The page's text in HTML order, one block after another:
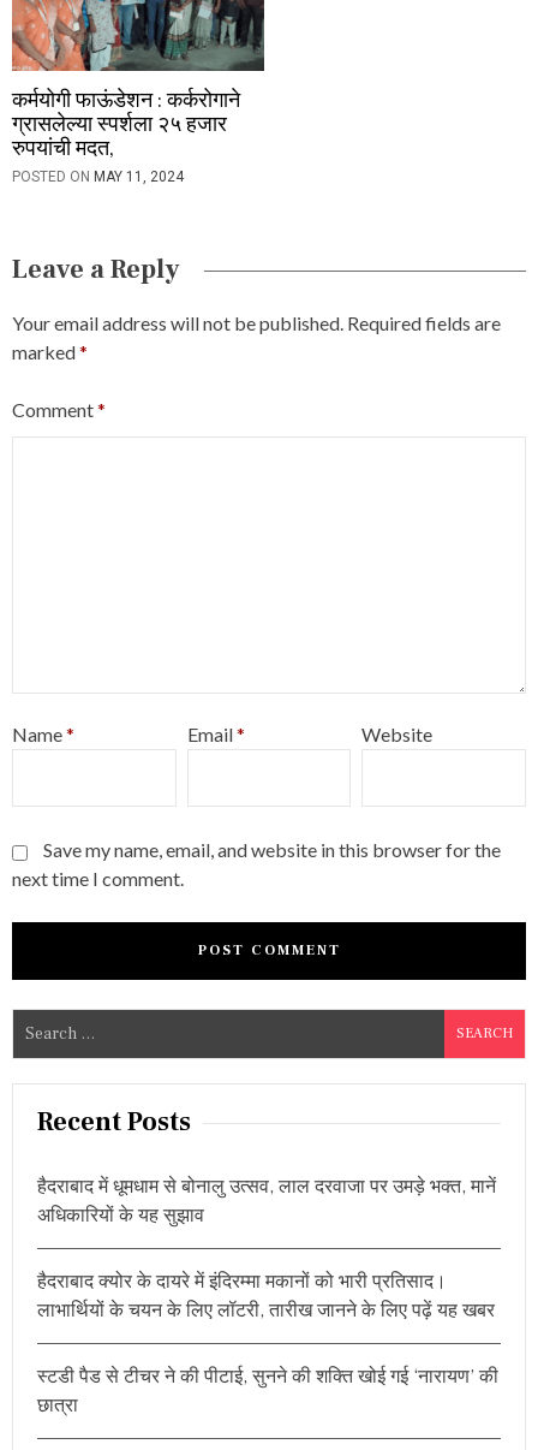
कर्मयोगी फाऊंडेशन : कर्करोगाने
ग्रासलेल्या स्पर्शला २५ हजार
रुपयांची मदत,
POSTED ON MAY 11, 2024
Leave a Reply
Your email address will not be published. Required fields are
marked*
Comment*
Name* Email* Website
Save my name, email, and website in this browser for the
next time I comment.
e
a
Recent Posts
हैदराबाद में धूमधाम से बोनालु उत्सव, लाल दरवाजा पर उमड़े भक्त, मानें
अधिकारियों के यह सुझाव
हैदराबाद क्योर के दायरे में इंदिरम्मा मकानों को भारी प्रतिसाद।
लाभार्थियों के चयन के लिए लॉटरी, तारीख जानने के लिए पढ़ें यह खबर
स्टडी पैड से टीचर ने की पीटाई, सुनने की शक्ति खोई गई ‘नारायण’ की
छात्रा